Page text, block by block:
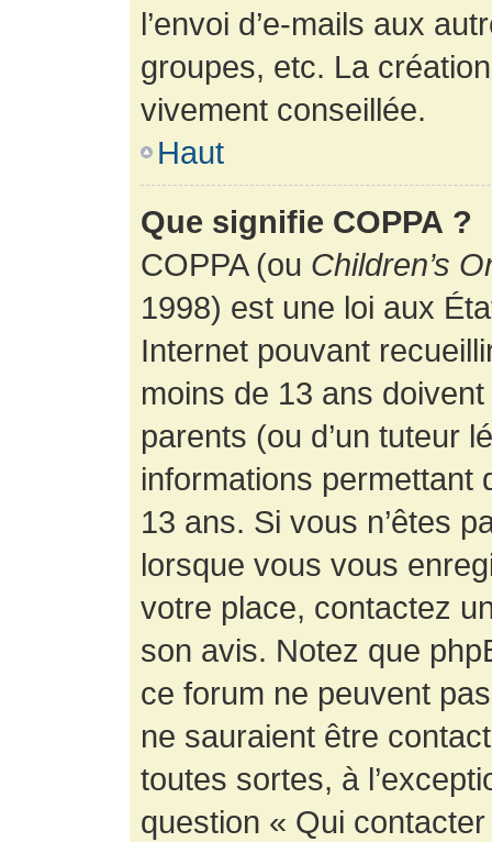
l’envoi d’e-mails aux
groupes, etc. La
vivement conseillée.
Haut
Que signifie COPPA ?
COPPA (ou Children’s
1998) est une loi aux
Internet pouvant
moins de 13 ans
parents (ou d’un tuteur
informations permettant
13 ans. Si vous n’êtes
lorsque vous vous
votre place, contactez
son avis. Notez que
ce forum ne peuvent
ne sauraient être
toutes sortes, à
question « Qui